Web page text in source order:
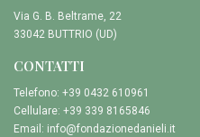
Via G. B. Beltrame, 22
33042 BUTTRIO (UD)
CONTATTI
Telefono: +39 0432 610961
Cellulare: +39 339 8165846
Email: info@fondazionedanieli.it